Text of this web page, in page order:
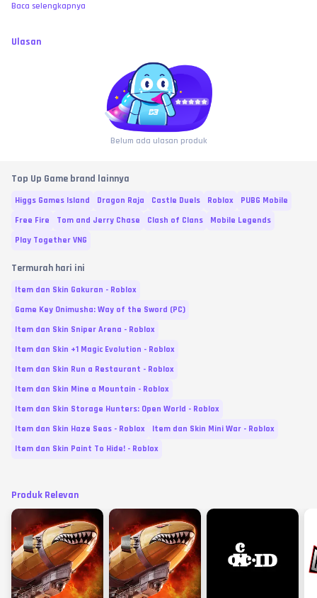
Baca selengkapnya
Ulasan
Belum ada ulasan produk
Top Up Game brand lainnya
Higgs Games Island Dragon Raja Castle Duels Roblox
PUBG Mobile
Free Fire
Tom and Jerry Chase Clash of Clans
Mobile Legends
Play Together VNG
Termurah hari ini
Item dan Skin Gakuran - Roblox
Game Key Onimusha: Way of the Sword (PC)
Item dan Skin Sniper Arena - Roblox
Item dan Skin +1 Magic Evolution - Roblox
Item dan Skin Run a Restaurant - Roblox
Item dan Skin Mine a Mountain - Roblox
Item dan Skin Storage Hunters: Open World - Roblox
Item dan Skin Haze Seas - Roblox
Item dan Skin Mini War - Roblox
Item dan Skin Paint To Hide! - Roblox
Produk Relevan